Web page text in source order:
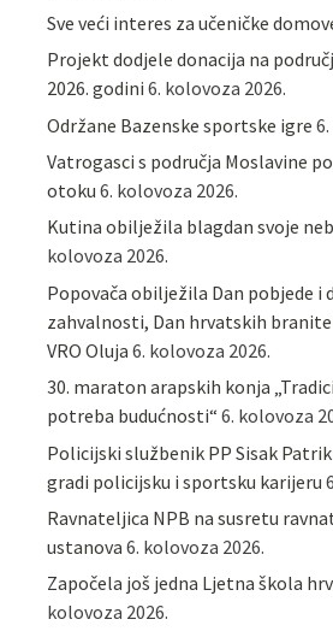
Sve veći interes za učeničke
Projekt dodjele donacija na
2026. godini 6. kolovoza 2026.
Održane Bazenske sportske igre
Vatrogasci s područja Moslavine
otoku 6. kolovoza 2026.
Kutina obilježila blagdan svoje
kolovoza 2026.
Popovača obilježila Dan pobjede i
zahvalnosti, Dan hrvatskih
VRO Oluja 6. kolovoza 2026.
30. maraton arapskih konja
potreba budućnosti“ 6. kolovoza
Policijski službenik PP Sisak
gradi policijsku i sportsku karijeru
Ravnateljica NPB na susretu
ustanova 6. kolovoza 2026.
Započela još jedna Ljetna škola
kolovoza 2026.